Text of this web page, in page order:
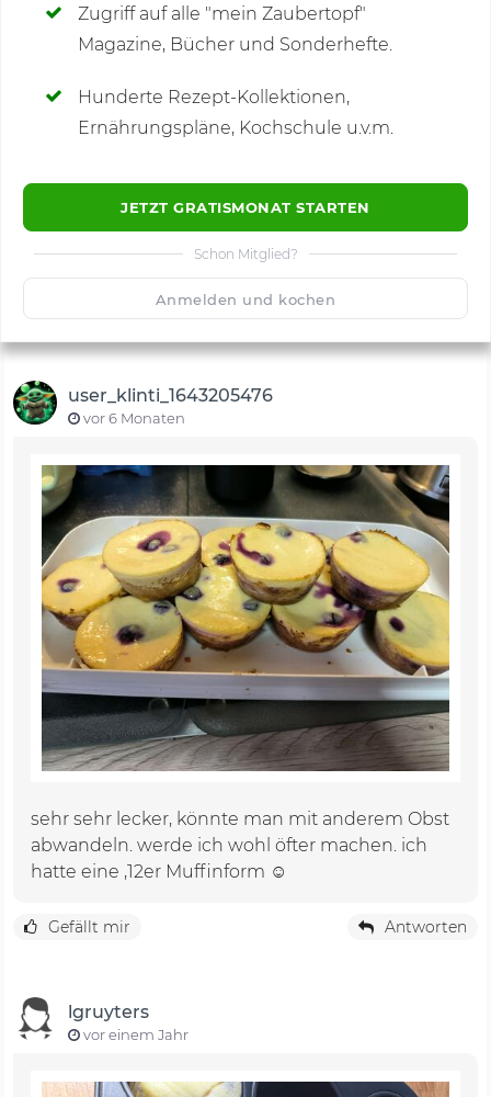
Zugriff auf alle "mein Zaubertopf"
Magazine, Bücher und Sonderhefte.
Hunderte Rezept-Kollektionen,
Ernährungspläne, Kochschule u.v.m.
JETZT GRATISMONAT STARTEN
Schon Mitglied?
Anmelden und kochen
Kommentare(15)
🙂 1500 Speichern
user_klinti_1643205476
vor 6 Monaten
sehr sehr lecker, könnte man mit anderem Obst
abwandeln. werde ich wohl öfter machen. ich
hatte eine ,12er Muffinform ☺️
Gefällt mir Antworten
lgruyters
vor einem Jahr